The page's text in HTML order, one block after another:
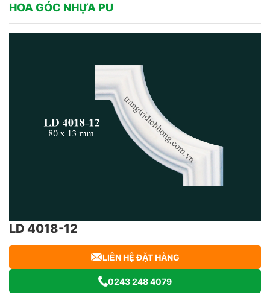
HOA GÓC NHỰA PU
LD 4018-12
LIÊN HỆ ĐẶT HÀNG
0243 248 4079